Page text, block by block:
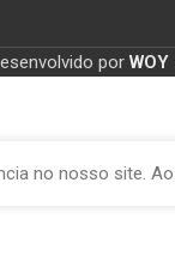
por WOY
no nosso site.